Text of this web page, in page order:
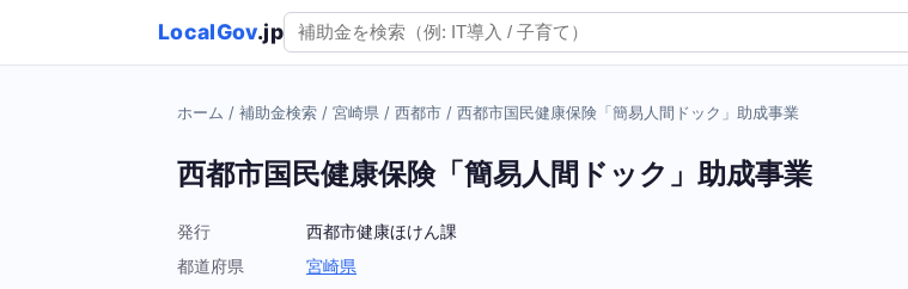
LocalGov.jp
ホーム / 補助金検索 / 宮崎県 / 西都市 / 西都市国民健康保険「簡易人間ドック」助成事業
西都市国民健康保険「簡易人間ドック」助成事業
発行
西都市健康ほけん課
都道府県
宮崎県